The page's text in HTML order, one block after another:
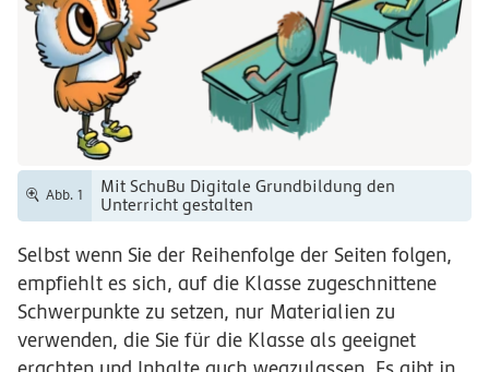
Abb. 1
Mit SchuBu Digitale Grundbildung den
Unterricht gestalten
Selbst wenn Sie der Reihenfolge der Seiten folgen,
empfiehlt es sich, auf die Klasse zugeschnittene
Schwerpunkte zu setzen, nur Materialien zu
verwenden, die Sie für die Klasse als geeignet